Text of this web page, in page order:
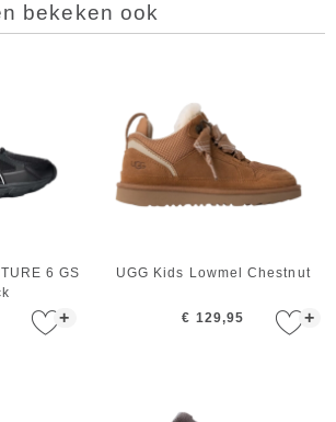
bekeken ook
+
6 GS
+
UGG Kids Lowmel Chestnut
€ 129,95